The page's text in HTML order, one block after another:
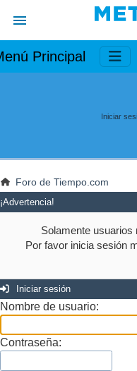
Principal
Iniciar
Foro de Tiempo.com
¡Advertencia!
Solamente
Por favor inicia sesión
Iniciar sesión
Nombre de usuario:
Contraseña: